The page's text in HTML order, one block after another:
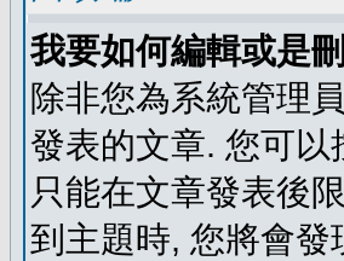
我要如何編輯或是
除非您為系統管理
發表的文章. 您可
只能在文章發表後
到主題時, 您將會